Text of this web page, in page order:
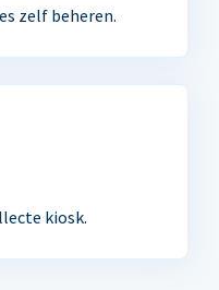
zelf beheren.
kiosk.